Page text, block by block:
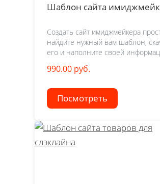
Шаблон сайта
Создать сайт имиджмейкера
найдите нужный вам шаблон,
его и наполните своей
990.00 руб.
Посмотреть